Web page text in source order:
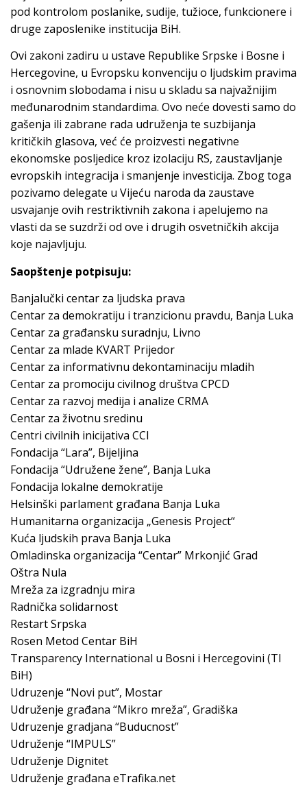
pod kontrolom poslanike, sudije, tužioce, funkcionere i
druge zaposlenike institucija BiH.
Ovi zakoni zadiru u ustave Republike Srpske i Bosne i
Hercegovine, u Evropsku konvenciju o ljudskim pravima
i osnovnim slobodama i nisu u skladu sa najvažnijim
međunarodnim standardima. Ovo neće dovesti samo do
gašenja ili zabrane rada udruženja te suzbijanja
kritičkih glasova, već će proizvesti negativne
ekonomske posljedice kroz izolaciju RS, zaustavljanje
evropskih integracija i smanjenje investicija. Zbog toga
pozivamo delegate u Vijeću naroda da zaustave
usvajanje ovih restriktivnih zakona i apelujemo na
vlasti da se suzdrži od ove i drugih osvetničkih akcija
koje najavljuju.
Saopštenje potpisuju:
Banjalučki centar za ljudska prava
Centar za demokratiju i tranzicionu pravdu, Banja Luka
Centar za građansku suradnju, Livno
Centar za mlade KVART Prijedor
Centar za informativnu dekontaminaciju mladih
Centar za promociju civilnog društva CPCD
Centar za razvoj medija i analize CRMA
Centar za životnu sredinu
Centri civilnih inicijativa CCI
Fondacija “Lara”, Bijeljina
Fondacija “Udružene žene”, Banja Luka
Fondacija lokalne demokratije
Helsinški parlament građana Banja Luka
Humanitarna organizacija „Genesis Project“
Kuća ljudskih prava Banja Luka
Omladinska organizacija “Centar” Mrkonjić Grad
Oštra Nula
Mreža za izgradnju mira
Radnička solidarnost
Restart Srpska
Rosen Metod Centar BiH
Transparency International u Bosni i Hercegovini (TI
BiH)
Udruzenje “Novi put”, Mostar
Udruženje građana “Mikro mreža”, Gradiška
Udruzenje gradjana “Buducnost”
Udruženje “IMPULS”
Udruženje Dignitet
Udruženje građana eTrafika.net